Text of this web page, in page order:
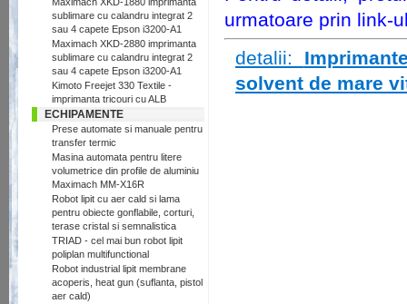
sublimare cu calandru integrat 2
sau 4 capete Epson i3200-A1
Maximach XKD-2880 imprimanta
sublimare cu calandru integrat 2
sau 4 capete Epson i3200-A1
Kimoto Freejet 330 Textile -
imprimanta tricouri cu ALB
ECHIPAMENTE
Prese automate si manuale pentru
transfer termic
Masina automata pentru litere
volumetrice din profile de aluminiu
Maximach MM-X16R
Robot lipit cu aer cald si lama
pentru obiecte gonflabile, corturi,
terase cristal si semnalistica
TRIAD - cel mai bun robot lipit
poliplan multifunctional
Robot industrial lipit membrane
acoperis, heat gun (suflanta, pistol
aer cald)
urmatoare prin link-
detalii:
solvent de mare